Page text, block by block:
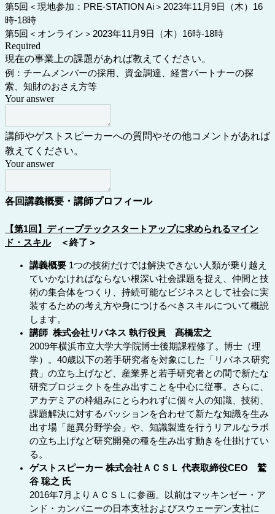
第5回＜現地参加：PRE-STATION Ai＞2023年11月9日（木）16
時-18時
第5回＜オンライン＞2023年11月9日（木）16時-18時
Required
現在の事業上の課題があれば教えてください。
例：チームメンバーの採用、資金調達、経営パートナーの探
索、知財のおさえ方等
Your answer
講師やゲストスピーカーへの質問やその他コメントがあれば
教えてください。
Your answer
各回講義概要・講師プロフィール
【第1回】ディープテックスタートアップに求められるマイン
ド・スキル＜終了＞
講義概要 1つの技術だけでは解決できない人類が乗り越え
ていかなければならない根深い社会課題を捉え、仲間と技
術の集合体をつくり、持続可能なビジネスとして社会に実
装するための考え方や身につけるべきスキルについて概説
します。
講師 株式会社リバネス 執行役員 髙橋宏之
2009年横浜市立大学大学院博士後期課程修了。博士（理
学）。40歳以下の若手研究者を対象にした「リバネス研究
費」の立ち上げなど、産業界と若手研究者との間で新たな
研究プロジェクトを生み出すことを中心に従事。さらに、
アカデミアの枠組みにとらわれずに個々人の知識、技術、
課題解決に対するパッションを合わせて新たな知識を生み
出す場「超異分野学会」や、知識製造を行うリアルなラボ
の立ち上げなど研究開発の種を生み出す動きを仕掛けてい
る。
ゲストスピーカー 株式会社ＡＣＳＬ 代表取締役CEO 鷲
谷 聡之 氏
2016年7月よりＡＣＳＬに参画。以前はマッキンゼー・ア
ンド・カンパニーの日本支社およびスウェーデン支社に